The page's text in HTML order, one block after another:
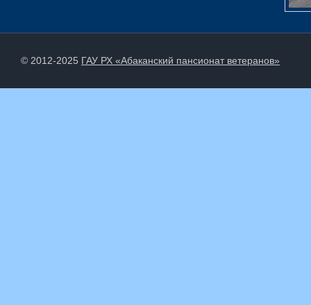
© 2012-2025 ГАУ РХ «Абаканский пансионат ветеранов»